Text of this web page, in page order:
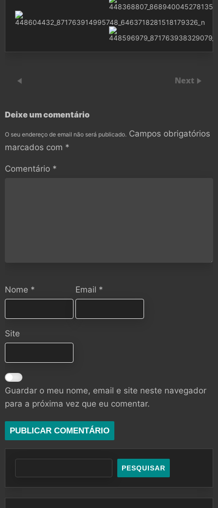
Next
Deixe um comentário
O seu endereço de email não será publicado. Campos obrigatórios
marcados com *
Comentário *
Nome * Email *
Site
Guardar o meu nome, email e site neste navegador
para a próxima vez que eu comentar.
PESQUISAR